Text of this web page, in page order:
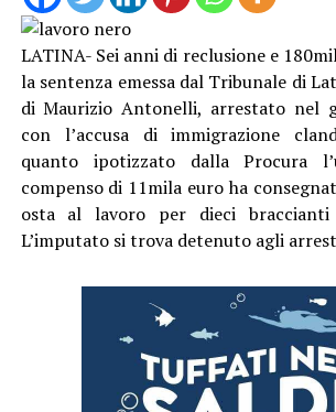
LATINA- Sei anni di reclusione e
la sentenza emessa dal Tribunale di
di Maurizio Antonelli, arrestato nel
con l’accusa di immigrazione
quanto ipotizzato dalla Procura
compenso di 11mila euro ha
osta al lavoro per dieci braccianti
L’imputato si trova detenuto agli